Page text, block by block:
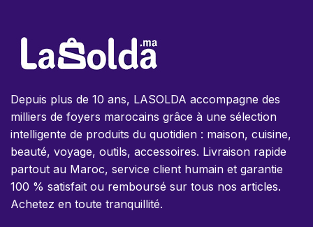
Depuis plus de 10 ans, LASOLDA accompagne des
milliers de foyers marocains grâce à une sélection
intelligente de produits du quotidien : maison, cuisine,
beauté, voyage, outils, accessoires. Livraison rapide
partout au Maroc, service client humain et garantie
100 % satisfait ou remboursé sur tous nos articles.
Achetez en toute tranquillité.